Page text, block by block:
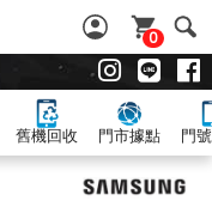
0
舊機回收 門市據點 門